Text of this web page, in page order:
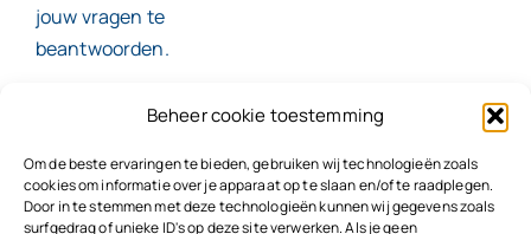
Beheer cookie toestemming
Om de beste ervaringen te bieden, gebruiken wij technologieën zoals
cookies om informatie over je apparaat op te slaan en/of te raadplegen.
Door in te stemmen met deze technologieën kunnen wij gegevens zoals
surfgedrag of unieke ID's op deze site verwerken. Als je geen
jouw vragen te
beantwoorden.
Contact